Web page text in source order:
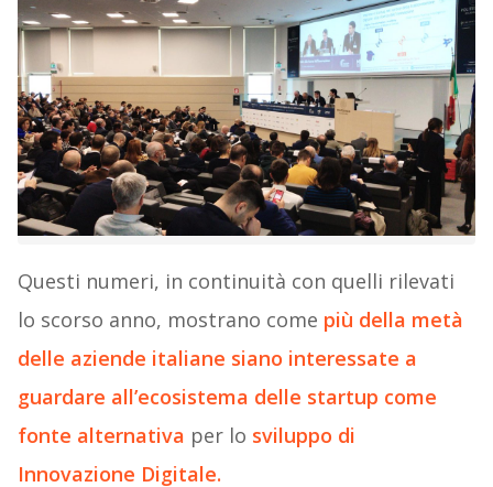
Questi numeri, in continuità con quelli rilevati
lo scorso anno, mostrano come più della metà
delle aziende italiane siano interessate a
guardare all’ecosistema delle startup come
fonte alternativa per lo sviluppo di
Innovazione Digitale.